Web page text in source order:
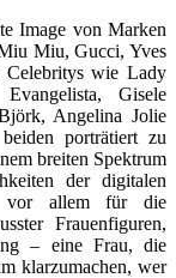
Image von Marken
Miu, Gucci, Yves
Celebritys wie Lady
Gisele
Angelina Jolie
porträtiert zu
breiten Spektrum
der digitalen
vor allem für die
Frauenfiguren,
– eine Frau, die
klarzumachen, wer